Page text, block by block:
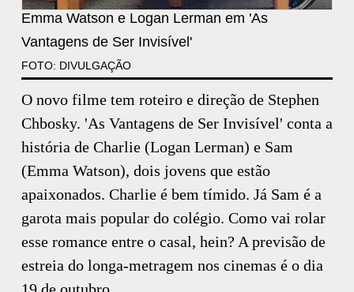
Emma Watson e Logan Lerman em 'As
Vantagens de Ser Invisível'
FOTO: DIVULGAÇÃO
O novo filme tem roteiro e direção de Stephen
Chbosky. 'As Vantagens de Ser Invisível' conta a
história de Charlie (Logan Lerman) e Sam
(Emma Watson), dois jovens que estão
apaixonados. Charlie é bem tímido. Já Sam é a
garota mais popular do colégio. Como vai rolar
esse romance entre o casal, hein? A previsão de
estreia do longa-metragem nos cinemas é o dia